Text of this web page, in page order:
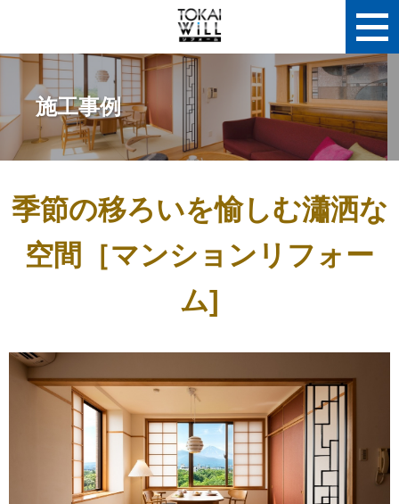
施工事例
季節の移ろいを愉しむ瀟洒な
空間［マンションリフォー
ム]